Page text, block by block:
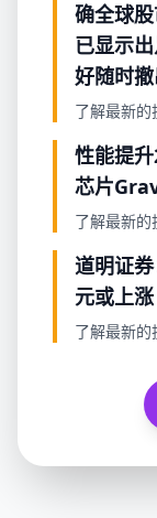
确全球
已显示
好随时撤
了解最新
性能提
芯片
了解最新
道明证
元或上涨
了解最新